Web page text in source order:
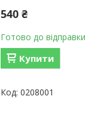
540 ₴
Готово до відправки
Купити
0208001